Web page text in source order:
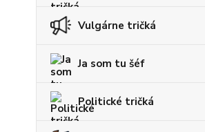
Vulgárne tričká
Ja som tu šéf
Politické tričká